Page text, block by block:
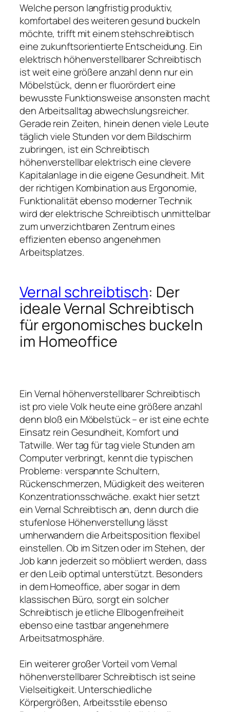
Welche person langfristig produktiv,
komfortabel des weiteren gesund buckeln
möchte, trifft mit einem stehschreibtisch
eine zukunftsorientierte Entscheidung. Ein
elektrisch höhenverstellbarer Schreibtisch
ist weit eine größere anzahl denn nur ein
Möbelstück, denn er fluorördert eine
bewusste Funktionsweise ansonsten macht
den Arbeitsalltag abwechslungsreicher.
Gerade rein Zeiten, hinein denen viele Leute
täglich viele Stunden vor dem Bildschirm
zubringen, ist ein Schreibtisch
höhenverstellbar elektrisch eine clevere
Kapitalanlage in die eigene Gesundheit. Mit
der richtigen Kombination aus Ergonomie,
Funktionalität ebenso moderner Technik
wird der elektrische Schreibtisch unmittelbar
zum unverzichtbaren Zentrum eines
effizienten ebenso angenehmen
Arbeitsplatzes.
Vernal schreibtisch: Der
ideale Vernal Schreibtisch
für ergonomisches buckeln
im Homeoffice
Ein Vernal höhenverstellbarer Schreibtisch
ist pro viele Volk heute eine größere anzahl
denn bloß ein Möbelstück – er ist eine echte
Einsatz rein Gesundheit, Komfort und
Tatwille. Wer tag für tag viele Stunden am
Computer verbringt, kennt die typischen
Probleme: verspannte Schultern,
Rückenschmerzen, Müdigkeit des weiteren
Konzentrationsschwäche. exakt hier setzt
ein Vernal Schreibtisch an, denn durch die
stufenlose Höhenverstellung lässt
umherwandern die Arbeitsposition flexibel
einstellen. Ob im Sitzen oder im Stehen, der
Job kann jederzeit so möbliert werden, dass
er den Leib optimal unterstützt. Besonders
in dem Homeoffice, aber sogar in dem
klassischen Büro, sorgt ein solcher
Schreibtisch je etliche Ellbogenfreiheit
ebenso eine tastbar angenehmere
Arbeitsatmosphäre.
Ein weiterer großer Vorteil vom Vernal
höhenverstellbarer Schreibtisch ist seine
Vielseitigkeit. Unterschiedliche
Körpergrößen, Arbeitsstile ebenso